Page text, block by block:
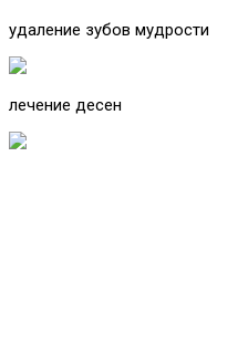
удаление зубов мудрости
лечение десен